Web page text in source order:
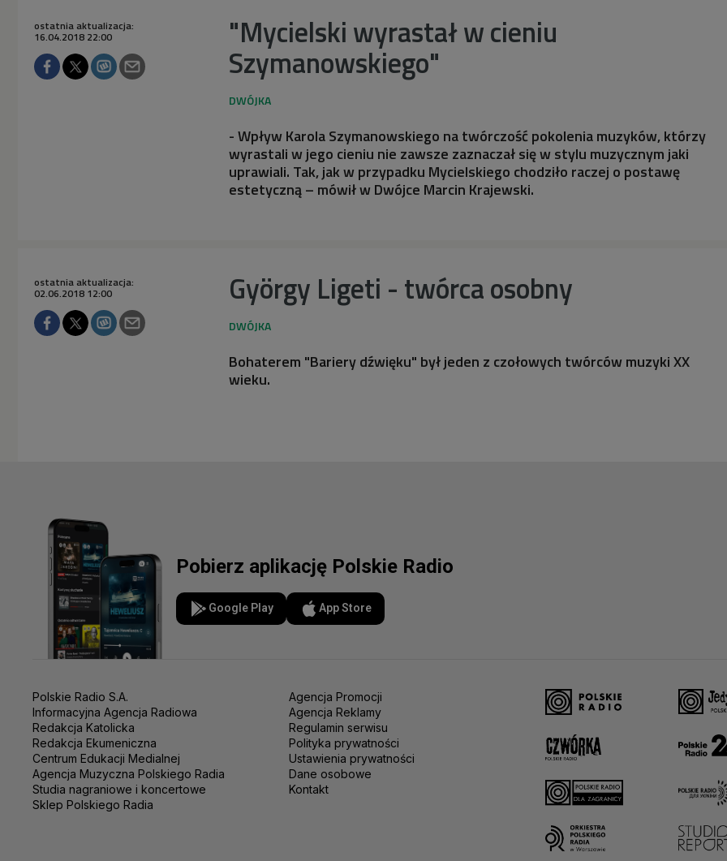
"Mycielski wyrastał w cieniu
Szymanowskiego"
ostatnia aktualizacja:
16.04.2018 22:00
- Wpływ Karola Szymanowskiego na twórczość pokolenia muzyków, którzy
wyrastali w jego cieniu nie zawsze zaznaczał się w stylu muzycznym jaki
uprawiali. Tak, jak w przypadku Mycielskiego chodziło raczej o postawę
estetyczną – mówił w Dwójce Marcin Krajewski.
György Ligeti - twórca osobny
ostatnia aktualizacja:
02.06.2018 12:00
Bohaterem "Bariery dźwięku" był jeden z czołowych twórców muzyki XX
wieku.
Pobierz aplikację Polskie Radio
Google Play App Store
Polskie Radio S.A.
Informacyjna Agencja Radiowa
Redakcja Katolicka
Redakcja Ekumeniczna
Centrum Edukacji Medialnej
Agencja Muzyczna Polskiego Radia
Studia nagraniowe i koncertowe
Sklep Polskiego Radia
Agencja Promocji
Agencja Reklamy
Regulamin serwisu
Polityka prywatności
Ustawienia prywatności
Dane osobowe
Kontakt